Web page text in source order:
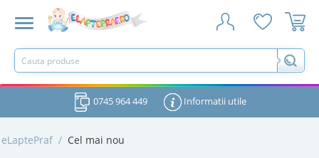
0745 964 449 Informatii utile
eLaptePraf / Cel mai nou